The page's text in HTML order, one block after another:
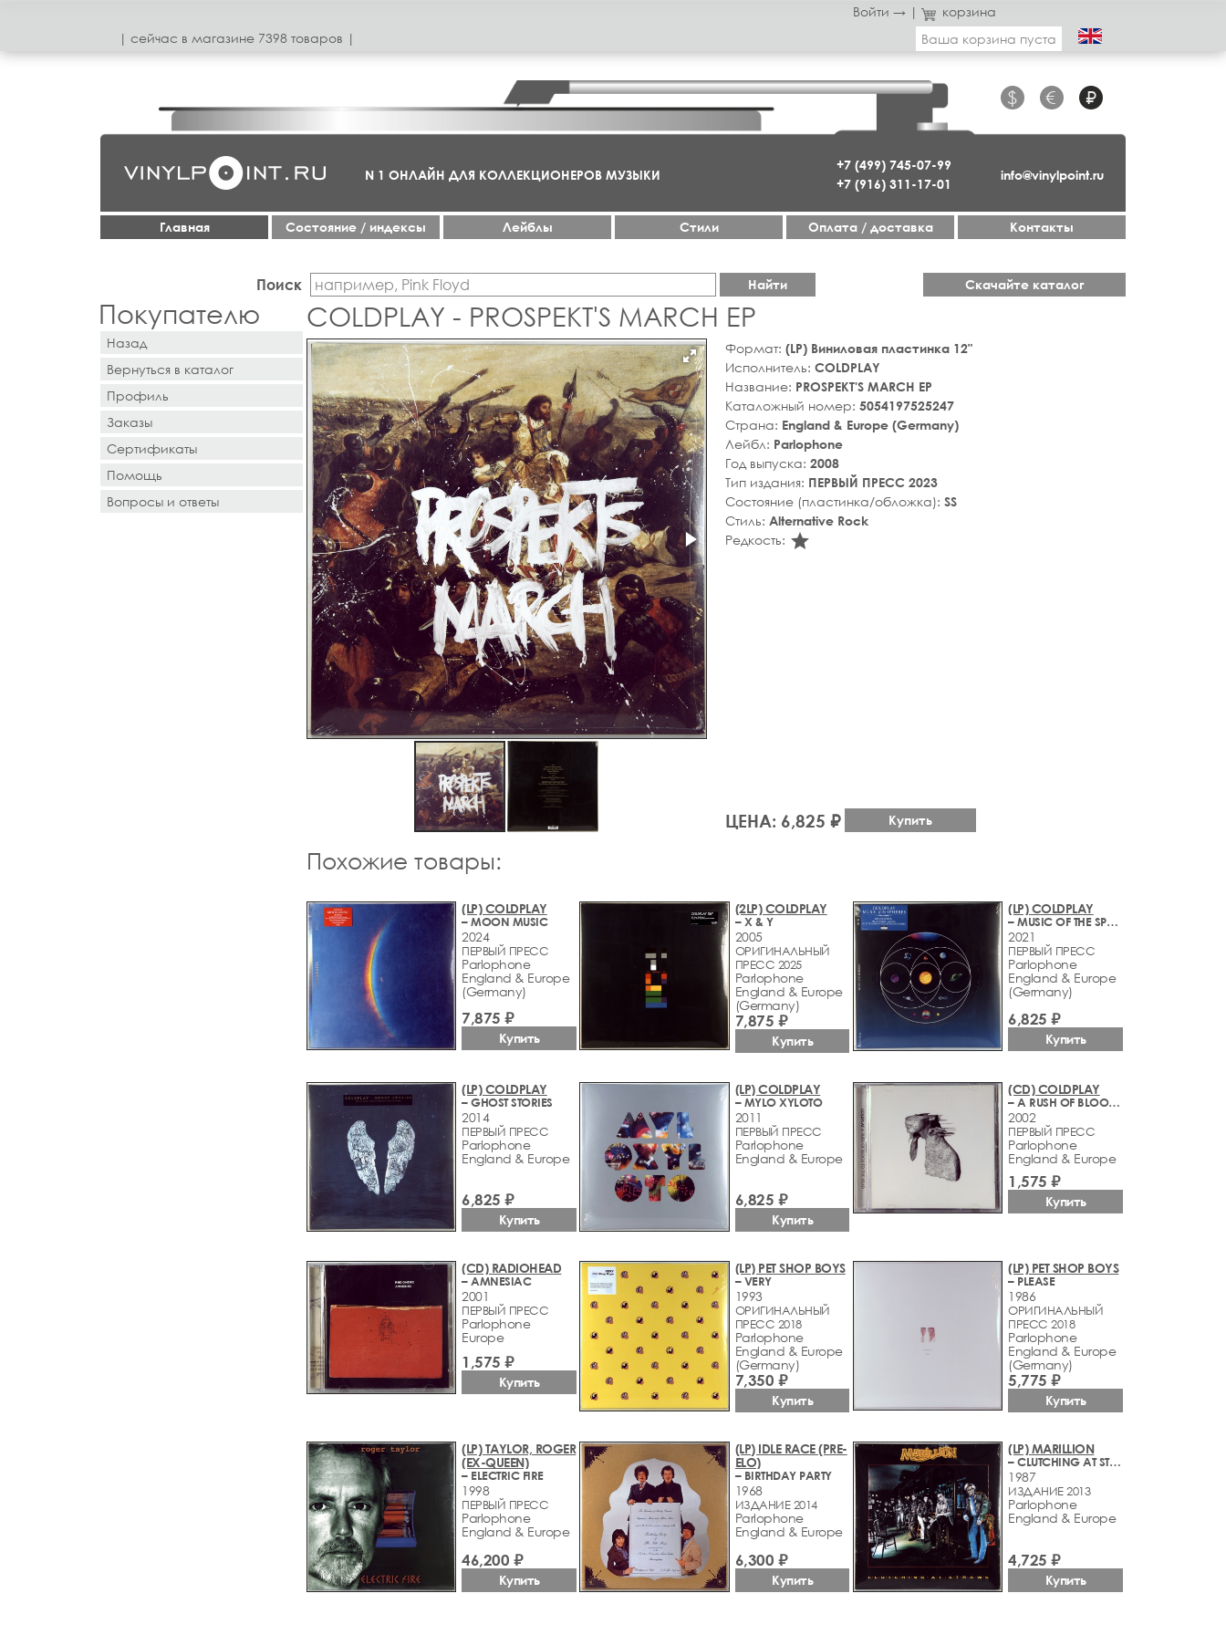
Войти → |
корзина
| сeйчас в магазинe 7398 товаров |
Ваша корзина пуста
+7 (499) 745-07-99
+7 (916) 311-17-01
$ € ₽
info@vinylpoint.ru
N 1 ОНЛАЙН ДЛЯ КОЛЛЕКЦИОНЕРОВ МУЗЫКИ
Главная Cостояние / индексы Лейблы Стили Оплата / доставка Контакты
Поиск Найти Скачайте каталог
Покупателю
Назад
Вернуться в каталог
Профиль
Заказы
Сертификаты
Помощь
Вопросы и ответы
COLDPLAY - PROSPEKT'S MARCH EP
Формат: (LP) Виниловая пластинка 12"
Исполнитель: COLDPLAY
Название: PROSPEKT'S MARCH EP
Каталожный номер: 5054197525247
Страна: England & Europe (Germany)
Лейбл: Parlophone
Год выпуска: 2008
Тип издания: ПЕРВЫЙ ПРЕСС 2023
Состояние (пластинка/обложка): SS
Стиль: Alternative Rock
Редкость: star_rate
ЦЕНА: 6,825 ₽ Купить
Похожие товары:
(LP) COLDPLAY
– MOON MUSIC
2024
ПЕРВЫЙ ПРЕСС
Parlophone
England & Europe
(Germany)
7,875 ₽
Купить
(2LP) COLDPLAY
– X & Y
2005
ОРИГИНАЛЬНЫЙ
ПРЕСС 2025
Parlophone
England & Europe
(Germany)
7,875 ₽
Купить
(LP) COLDPLAY
– MUSIC OF THE SPHERES
2021
ПЕРВЫЙ ПРЕСС
Parlophone
England & Europe
(Germany)
6,825 ₽
Купить
(LP) COLDPLAY
– GHOST STORIES
2014
ПЕРВЫЙ ПРЕСС
Parlophone
England & Europe
6,825 ₽
Купить
(LP) COLDPLAY
– MYLO XYLOTO
2011
ПЕРВЫЙ ПРЕСС
Parlophone
England & Europe
6,825 ₽
Купить
(CD) COLDPLAY
– A RUSH OF BLOOD TO THE HEAD
2002
ПЕРВЫЙ ПРЕСС
Parlophone
England & Europe
1,575 ₽
Купить
(CD) RADIOHEAD
– AMNESIAC
2001
ПЕРВЫЙ ПРЕСС
Parlophone
Europe
1,575 ₽
Купить
(LP) PET SHOP BOYS
– VERY
1993
ОРИГИНАЛЬНЫЙ
ПРЕСС 2018
Parlophone
England & Europe
(Germany)
7,350 ₽
Купить
(LP) PET SHOP BOYS
– PLEASE
1986
ОРИГИНАЛЬНЫЙ
ПРЕСС 2018
Parlophone
England & Europe
(Germany)
5,775 ₽
Купить
(LP) TAYLOR, ROGER
(EX-QUEEN)
– ELECTRIC FIRE
1998
ПЕРВЫЙ ПРЕСС
Parlophone
England & Europe
46,200 ₽
Купить
(LP) IDLE RACE (PRE-
ELO)
– BIRTHDAY PARTY
1968
ИЗДАНИЕ 2014
Parlophone
England & Europe
6,300 ₽
Купить
(LP) MARILLION
– CLUTCHING AT STRAWS
1987
ИЗДАНИЕ 2013
Parlophone
England & Europe
4,725 ₽
Купить